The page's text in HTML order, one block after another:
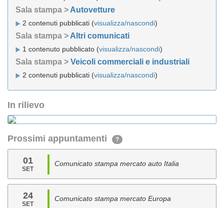
Sala stampa > Autovetture
2 contenuti pubblicati (visualizza/nascondi)
Sala stampa > Altri comunicati
1 contenuto pubblicato (visualizza/nascondi)
Sala stampa > Veicoli commerciali e industriali
2 contenuti pubblicati (visualizza/nascondi)
In rilievo
Prossimi appuntamenti ?
01
SET
Comunicato stampa mercato auto Italia
24
SET
Comunicato stampa mercato Europa